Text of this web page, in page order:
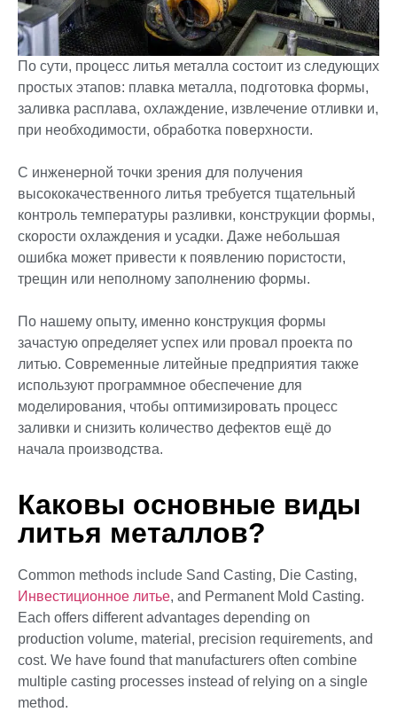
По сути, процесс литья металла состоит из следующих
простых этапов: плавка металла, подготовка формы,
заливка расплава, охлаждение, извлечение отливки и,
при необходимости, обработка поверхности.
С инженерной точки зрения для получения
высококачественного литья требуется тщательный
контроль температуры разливки, конструкции формы,
скорости охлаждения и усадки. Даже небольшая
ошибка может привести к появлению пористости,
трещин или неполному заполнению формы.
По нашему опыту, именно конструкция формы
зачастую определяет успех или провал проекта по
литью. Современные литейные предприятия также
используют программное обеспечение для
моделирования, чтобы оптимизировать процесс
заливки и снизить количество дефектов ещё до
начала производства.
Каковы основные виды
литья металлов?
Common methods include Sand Casting, Die Casting,
Инвестиционное литье, and Permanent Mold Casting.
Each offers different advantages depending on
production volume, material, precision requirements, and
cost. We have found that manufacturers often combine
multiple casting processes instead of relying on a single
method.